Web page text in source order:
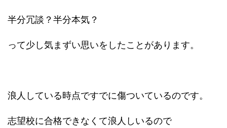
半分冗談？半分本気？
って少し気まずい思いをしたことがあります。
浪人している時点ですでに傷ついているのです。
志望校に合格できなくて浪人しいるので